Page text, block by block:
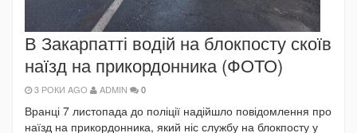
В Закарпатті водій на блокпосту скоїв
наїзд на прикордонника (ФОТО)
3 РОКИ AGO ADMIN 0
Вранці 7 листопада до поліції надійшло повідомлення про
наїзд на прикордонника, який ніс службу на блокпосту у